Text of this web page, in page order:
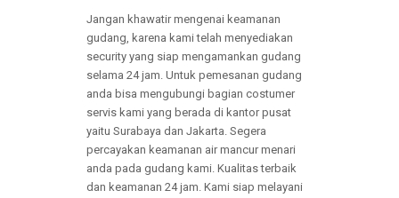
Jangan khawatir mengenai keamanan
gudang, karena kami telah menyediakan
security yang siap mengamankan gudang
selama 24 jam. Untuk pemesanan gudang
anda bisa mengubungi bagian costumer
servis kami yang berada di kantor pusat
yaitu Surabaya dan Jakarta. Segera
percayakan keamanan air mancur menari
anda pada gudang kami. Kualitas terbaik
dan keamanan 24 jam. Kami siap melayani